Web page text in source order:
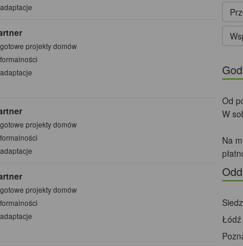
projekty domów
projekty domów
projekty domów
Od
W
Na
Łódź